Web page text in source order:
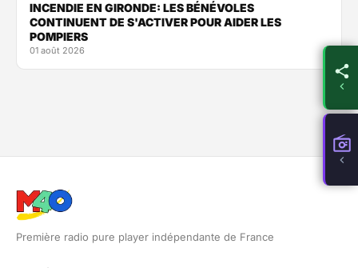
INCENDIE EN GIRONDE: LES BÉNÉVOLES
CONTINUENT DE S'ACTIVER POUR AIDER LES
POMPIERS
01 août 2026
Première radio pure player indépendante de France